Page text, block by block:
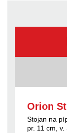
Orion
Stojan na
pr. 11 cm, v.